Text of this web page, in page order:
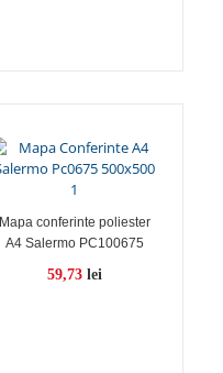
Mapa conferinte poliester
A4 Salermo PC100675
59,73 lei